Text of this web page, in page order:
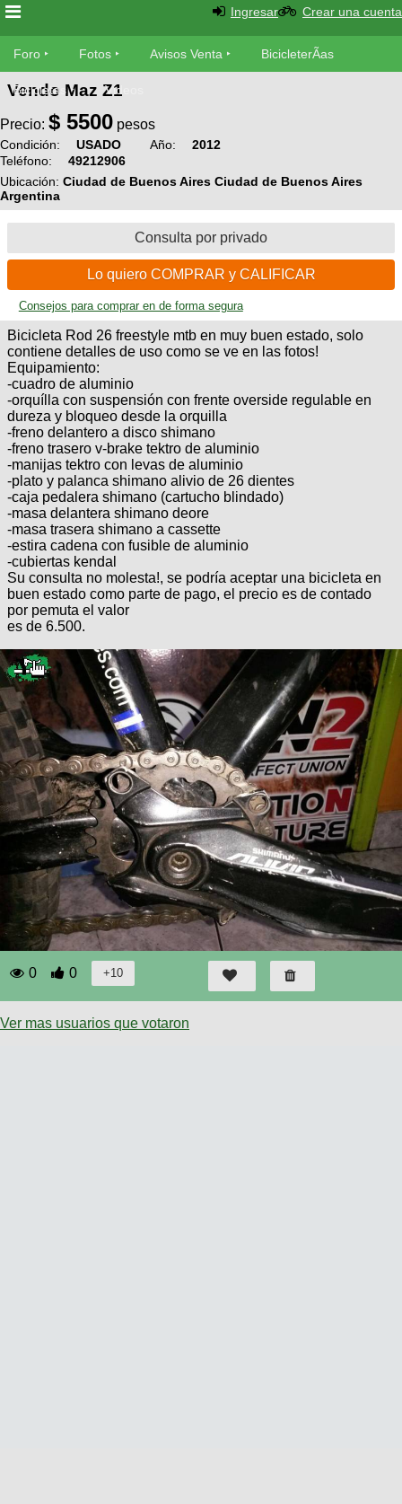
Foro
Foro
TÃ©cnica
MecÃ¡nica
Fotos
SUBÃ
tu foto
Galeria
XC
Bicicletas
Viajes
Descenso
Dirt
BMX
Ruta,
triatlon
De
todo
Retro
Enduro
Ranking
Fotos
del
DÃA
Fotos
mas
votadas
Avisos
Ventas
tu
Buscar
Ultimos
Fotos
Categorias
COMPRO
CANJE
Mi
ReputaciÃ³n
Mis
Compras
Mis
Ventas
BicicleterÃ­
Bicicletas
Bicicletas
Tandem
Freerider
TÃ©cnica
MecÃ¡nica
Robadas
Noticias
Calendario
Videos
Cicloturismo
Salidas
Operadores
de
cicloturismo
Relatos
de
viajes
Foro
de
viajes
Usuarios
Ãšltimos
Buscar
Mis
Amigos
Actividad
de
Amigos
Ingresar Crear una cuenta
Foro Fotos Avisos Venta BicicleterÃ­as
Bicicletas Videos
Vendo Maz Z1
Precio: $ 5500 pesos
Condición: USADO Año:
2012
Teléfono:
49212906
Ubicación: Ciudad de Buenos Aires Ciudad de Buenos Aires
Argentina
Consulta por privado
Lo quiero COMPRAR y CALIFICAR
Consejos para comprar en de forma segura
Bicicleta Rod 26 freestyle mtb en muy buen estado, solo
contiene detalles de uso como se ve en las fotos!
Equipamiento:
-cuadro de aluminio
-orquílla con suspensión con frente overside regulable en
dureza y bloqueo desde la orquilla
-freno delantero a disco shimano
-freno trasero v-brake tektro de aluminio
-manijas tektro con levas de aluminio
-plato y palanca shimano alivio de 26 dientes
-caja pedalera shimano (cartucho blindado)
-masa delantera shimano deore
-masa trasera shimano a cassette
-estira cadena con fusible de aluminio
-cubiertas kendal
Su consulta no molesta!, se podría aceptar una bicicleta en
buen estado como parte de pago, el precio es de contado
por pemuta el valor
es de 6.500.
0 0
Ver mas usuarios que votaron